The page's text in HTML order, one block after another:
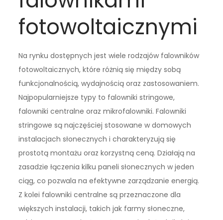
fotowoltaicznymi
Na rynku dostępnych jest wiele rodzajów falowników
fotowoltaicznych, które różnią się między sobą
funkcjonalnością, wydajnością oraz zastosowaniem.
Najpopularniejsze typy to falowniki stringowe,
falowniki centralne oraz mikrofalowniki. Falowniki
stringowe są najczęściej stosowane w domowych
instalacjach słonecznych i charakteryzują się
prostotą montażu oraz korzystną ceną. Działają na
zasadzie łączenia kilku paneli słonecznych w jeden
ciąg, co pozwala na efektywne zarządzanie energią.
Z kolei falowniki centralne są przeznaczone dla
większych instalacji, takich jak farmy słoneczne,